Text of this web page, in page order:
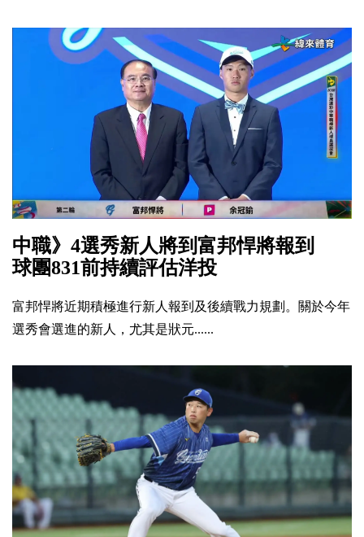
中職》4選秀新人將到富邦悍將報到
球團831前持續評估洋投
富邦悍將近期積極進行新人報到及後續戰力規劃。關於今年
選秀會選進的新人，尤其是狀元......